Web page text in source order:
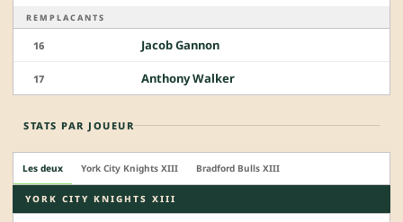
REMPLACANTS
16 Jacob Gannon
17 Anthony Walker
STATS PAR JOUEUR
Les deux York City Knights XIII Bradford Bulls XIII
YORK CITY KNIGHTS XIII